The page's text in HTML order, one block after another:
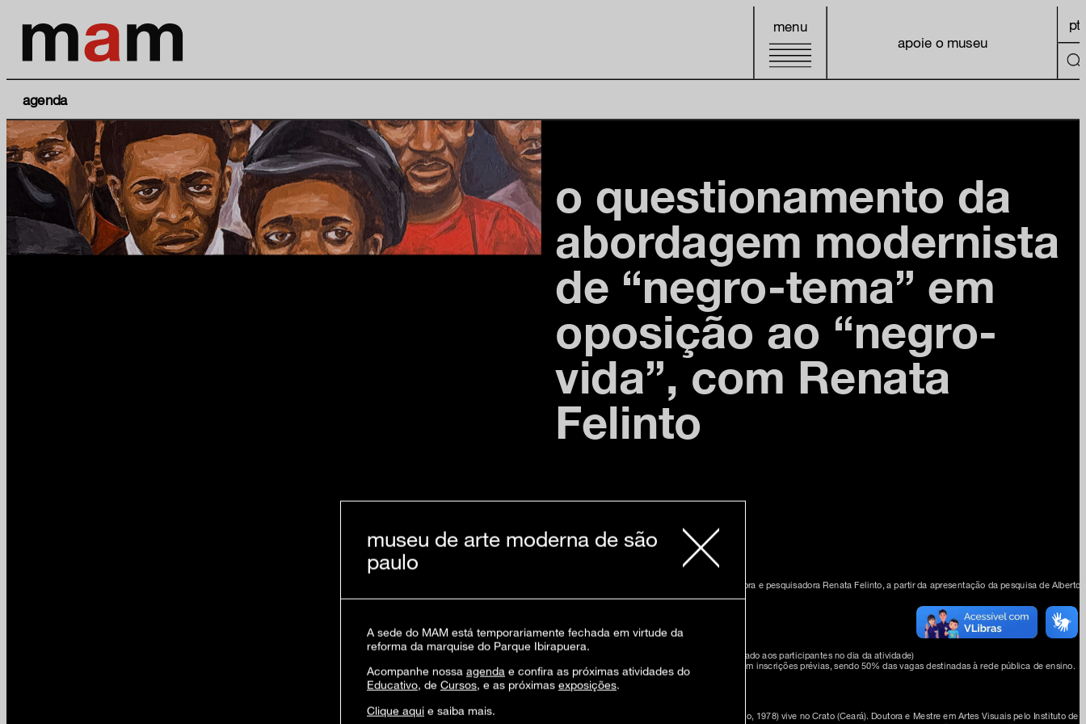
menu
apoie o museu
pt
agenda
o questionamento da
abordagem modernista
de “negro-tema” em
oposição ao “negro-
vida”, com Renata
Felinto
16h
Neste encontro virtual, a artista visual, professora e pesquisadora Renata Felinto, a partir da apresentação da pesquisa de
atividade gratuita, vagas limitadas
encontro por videochamada no zoom (link enviado aos participantes no dia da atividade)
Para professores, educadores e estudantes, com inscrições prévias, sendo 50% das vagas destinadas à rede pública de ensino.
Com intérpretes de Libras.
(São Paulo, 1978) vive no Crato (Ceará). Doutora e Mestre em Artes Visuais pelo Instituto
museu de arte moderna de são
paulo
A sede do MAM está temporariamente fechada em virtude da
reforma da marquise do Parque Ibirapuera.
Acompanhe nossa agenda e confira as próximas atividades do
Educativo, de Cursos, e as próximas exposições.
Clique aqui e saiba mais.